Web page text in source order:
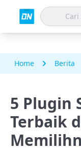
Home Berita
5 Plugin
Terbaik